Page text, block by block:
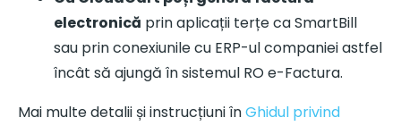
electronică prin aplicații terțe ca SmartBill
sau prin conexiunile cu ERP-ul companiei astfel
încât să ajungă în sistemul RO e-Factura.
Mai multe detalii și instrucțiuni înGhidul privind